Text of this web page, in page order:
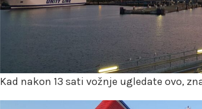
Kad nakon 13 sati vožnje ugledate ovo,